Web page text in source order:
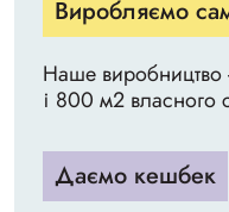
Виробляємо
Наше виробництво
і 800 м2 власного
Даємо кешбек